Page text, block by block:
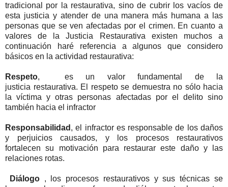
tradicional por la restaurativa, sino de cubrir los vacíos de
esta justicia y atender de una manera más humana a las
personas que se ven afectadas por el crimen. En cuanto a
valores de la Justicia Restaurativa existen muchos a
continuación haré referencia a algunos que considero
básicos en la actividad restaurativa:
Respeto, es un valor fundamental
de la
justicia restaurativa. El respeto se demuestra no sólo hacia
la víctima y otras personas afectadas por el delito sino
también hacia el infractor
Responsabilidad , el infractor es responsable de los daños
y
perjuicios causados​​, y
los procesos restaurativos
fortalecen su motivación para restaurar este daño y las
relaciones rotas.
Diálogo, los procesos restaurativos y sus técnicas se